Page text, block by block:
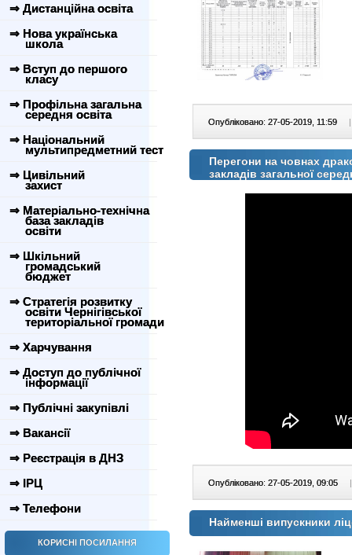
⇒ Дистанційна освіта
⇒ Нова українська
школа
⇒ Вступ до першого
класу
⇒ Профільна загальна
середня освіта
⇒ Національний
мультипредметний тест
⇒ Цивільний
захист
⇒ Матеріально-технічна
база закладів
освіти
⇒ Шкільний
громадський
бюджет
⇒ Стратегія розвитку
освіти Чернігівської
територіальної громади
⇒ Харчування
⇒ Доступ до публічної
інформації
⇒ Публічні закупівлі
⇒ Вакансії
⇒ Реєстрація в ДНЗ
⇒ ІРЦ
⇒ Телефони
КОРИСНІ ПОСИЛАННЯ
Опубліковано: 27-05-2019, 11:59 |
Перегони на човнах
закладів загальної
Опубліковано: 27-05-2019, 09:05 |
Найменші випускники